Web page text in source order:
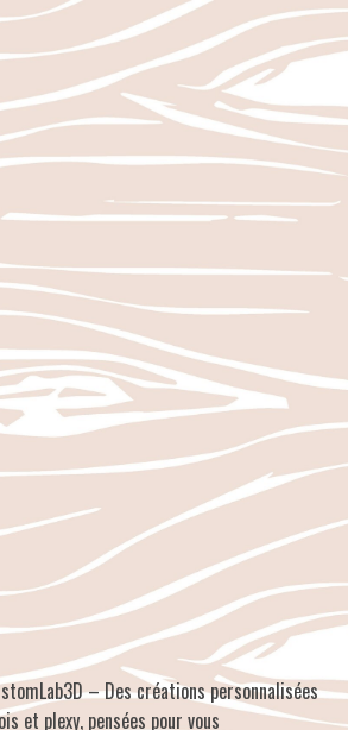
– Des créations personnalisées
et plexy, pensées pour vous